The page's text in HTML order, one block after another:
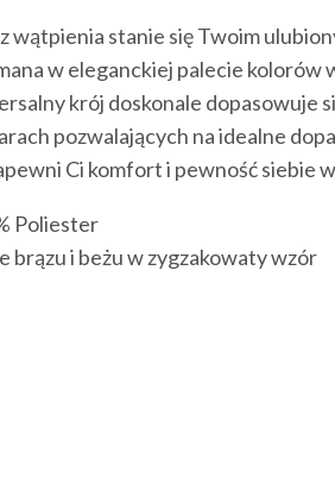
wątpienia stanie się Twoim
w eleganckiej palecie kolorów
krój doskonale dopasowuje
pozwalających na idealne
Ci komfort i pewność siebie
Poliester
brązu i beżu w zygzakowaty wzór